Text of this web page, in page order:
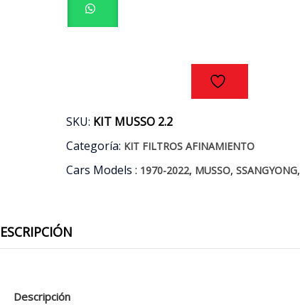
AÑOS
SKU: KIT MUSSO 2.2
Categoría: KIT FILTROS AFINAMIENTO
Cars Models : 1970-2022, MUSSO,SSANGYONG,
Descripción